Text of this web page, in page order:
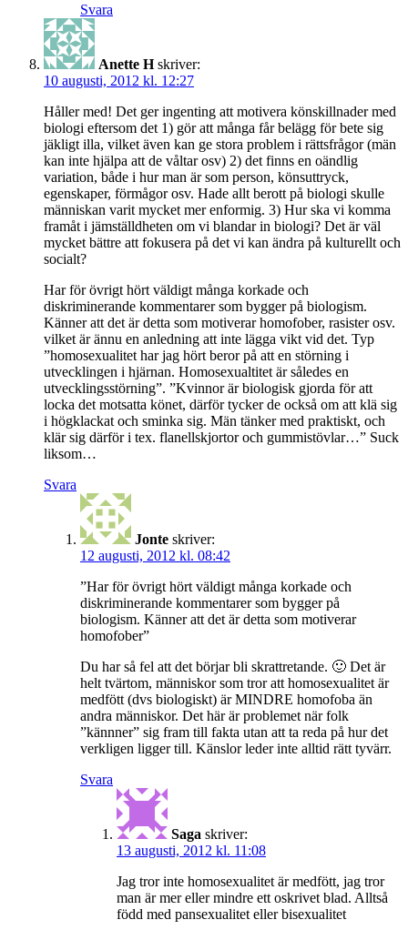
Svara
Anette H skriver:
10 augusti, 2012 kl. 12:27
Håller med! Det ger ingenting att motivera könskillnader med
biologi eftersom det 1) gör att många får belägg för bete sig
jäkligt illa, vilket även kan ge stora problem i rättsfrågor (män
kan inte hjälpa att de våltar osv) 2) det finns en oändlig
variation, både i hur man är som person, könsuttryck,
egenskaper, förmågor osv. Hade allt berott på biologi skulle
människan varit mycket mer enformig. 3) Hur ska vi komma
framåt i jämställdheten om vi blandar in biologi? Det är väl
mycket bättre att fokusera på det vi kan ändra på kulturellt och
socialt?
Har för övrigt hört väldigt många korkade och
diskriminerande kommentarer som bygger på biologism.
Känner att det är detta som motiverar homofober, rasister osv.
vilket är ännu en anledning att inte lägga vikt vid det. Typ
”homosexualitet har jag hört beror på att en störning i
utvecklingen i hjärnan. Homosexualtitet är således en
utvecklingsstörning”. ”Kvinnor är biologisk gjorda för att
locka det motsatta könet, därför tycker de också om att klä sig
i högklackat och sminka sig. Män tänker med praktiskt, och
klär sig därför i tex. flanellskjortor och gummistövlar…” Suck
liksom…
Svara
Jonte skriver:
12 augusti, 2012 kl. 08:42
”Har för övrigt hört väldigt många korkade och
diskriminerande kommentarer som bygger på
biologism. Känner att det är detta som motiverar
homofober”
Du har så fel att det börjar bli skrattretande. 🙂 Det är
helt tvärtom, människor som tror att homosexualitet är
medfött (dvs biologiskt) är MINDRE homofoba än
andra människor. Det här är problemet när folk
”kännner” sig fram till fakta utan att ta reda på hur det
verkligen ligger till. Känslor leder inte alltid rätt tyvärr.
Svara
Saga skriver:
13 augusti, 2012 kl. 11:08
Jag tror inte homosexualitet är medfött, jag tror
man är mer eller mindre ett oskrivet blad. Alltså
född med pansexualitet eller bisexualitet